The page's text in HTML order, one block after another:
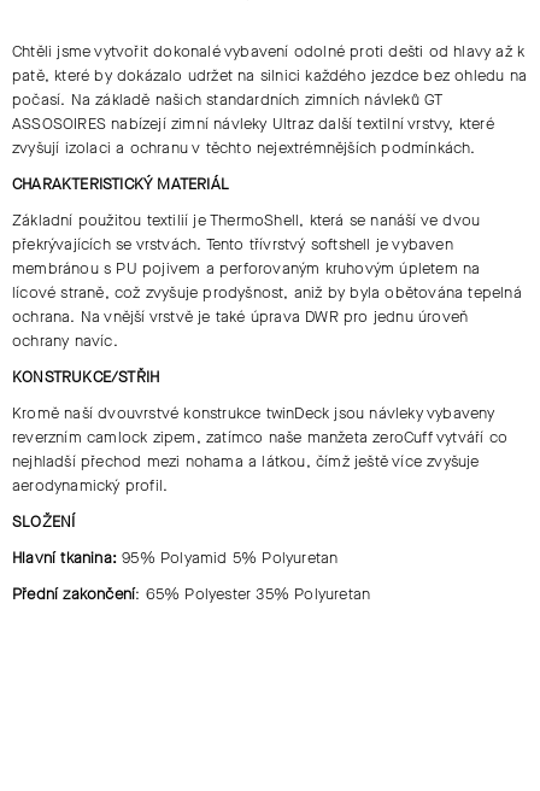
Chtěli jsme vytvořit dokonalé vybavení odolné proti dešti od hlavy až k
patě, které by dokázalo udržet na silnici každého jezdce bez ohledu na
počasí. Na základě našich standardních zimních návleků GT
ASSOSOIRES nabízejí zimní návleky Ultraz další textilní vrstvy, které
zvyšují izolaci a ochranu v těchto nejextrémnějších podmínkách.
CHARAKTERISTICKÝ MATERIÁL
Základní použitou textilií je ThermoShell, která se nanáší ve dvou
překrývajících se vrstvách. Tento třívrstvý softshell je vybaven
membránou s PU pojivem a perforovaným kruhovým úpletem na
lícové straně, což zvyšuje prodyšnost, aniž by byla obětována tepelná
ochrana. Na vnější vrstvě je také úprava DWR pro jednu úroveň
ochrany navíc.
KONSTRUKCE/STŘIH
Kromě naší dvouvrstvé konstrukce twinDeck jsou návleky vybaveny
reverzním camlock zipem, zatímco naše manžeta zeroCuff vytváří co
nejhladší přechod mezi nohama a látkou, čímž ještě více zvyšuje
aerodynamický profil.
SLOŽENÍ
Hlavní tkanina: 95% Polyamid 5% Polyuretan
Přední zakončení: 65% Polyester 35% Polyuretan
U
J
E
M